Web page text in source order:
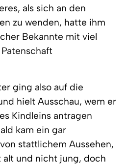
als sich an den
zu wenden, hatte ihm
Bekannte mit viel
ging also auf die
hielt Ausschau, wem er
Kindleins antragen
kam ein gar
stattlichem Aussehen,
und nicht jung, doch